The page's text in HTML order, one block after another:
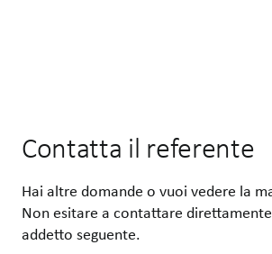
Contatta il referente
Hai altre domande o vuoi vedere la
Non esitare a contattare
addetto seguente.